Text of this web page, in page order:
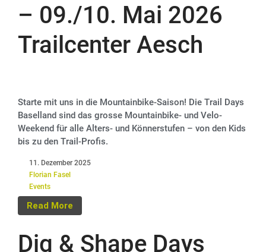
– 09./10. Mai 2026
Trailcenter Aesch
Starte mit uns in die Mountainbike-Saison! Die Trail Days
Baselland sind das grosse Mountainbike- und Velo-
Weekend für alle Alters- und Könnerstufen – von den Kids
bis zu den Trail-Profis.
11. Dezember 2025
Florian Fasel
Events
Read More
Dig & Shape Days